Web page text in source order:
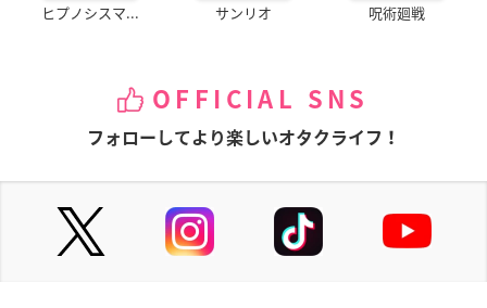
ヒプノシスマ... サンリオ 呪術廻戦
OFFICIAL SNS
フォローしてより楽しいオタクライフ！